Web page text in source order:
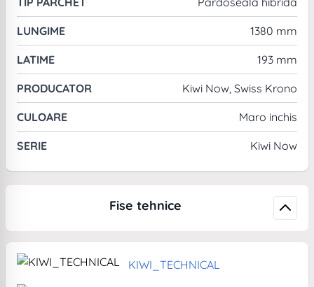
LUNGIME 1380 mm
LATIME 193 mm
PRODUCATOR Kiwi Now, Swiss Krono
CULOARE Maro inchis
SERIE Kiwi Now
Fise tehnice
KIWI_TECHNICAL